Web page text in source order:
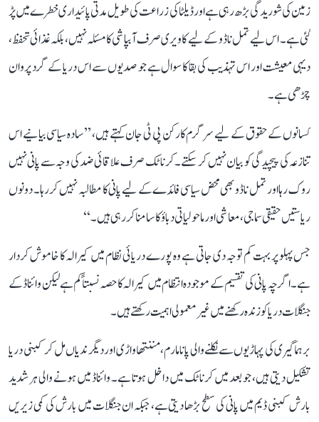
زمین کی شوریدگی بڑھ رہی ہے اور ڈیلٹا کی زراعت کی طویل مدتی پائیداری خطرے میں پڑ
گئی ہے۔ اس لیے تمل ناڈو کے لیے کاویری صرف آبپاشی کا مسئلہ نہیں، بلکہ غذائی تحفظ،
دیہی معیشت اور اس تہذیب کی بقا کا سوال ہے جو صدیوں سے اس دریا کے گرد پروان
چڑھی ہے۔
کسانوں کے حقوق کے لیے سرگرم کارکن پی ٹی جان کہتے ہیں، ’’سادہ سیاسی بیانیے اس
تنازعہ کی پیچیدگی کو بیان نہیں کر سکتے۔ کرناٹک صرف علاقائی ضد کی وجہ سے پانی نہیں
روک رہا اور تمل ناڈو بھی محض سیاسی فائدے کے لیے پانی کا مطالبہ نہیں کر رہا۔ دونوں
ریاستیں حقیقی سماجی، معاشی اور ماحولیاتی دباؤ کا سامنا کر رہی ہیں۔‘‘
جس پہلو پر بہت کم توجہ دی جاتی ہے وہ پورے دریائی نظام میں کیرالہ کا خاموش کردار
ہے۔ اگرچہ پانی کی تقسیم کے موجودہ انتظام میں کیرالہ کا حصہ نسبتاً کم ہے لیکن وائناڈ کے
جنگلات دریا کو زندہ رکھنے میں غیر معمولی اہمیت رکھتے ہیں۔
برہماگیری کی پہاڑیوں سے نکلنے والی پانامارم، مننتھاواڑی اور دیگر ندیاں مل کر کبنی دریا
تشکیل دیتی ہیں، جو بعد میں کرناٹک میں داخل ہوتا ہے۔ وائناڈ میں ہونے والی ہر شدید
بارش کبنی ڈیم میں پانی کی سطح بڑھا دیتی ہے، جبکہ ان جنگلات میں بارش کی کمی زیریں